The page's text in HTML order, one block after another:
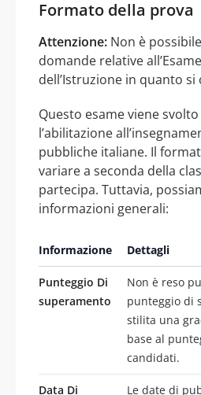
Formato della prova
Attenzione: Non è
domande relative
dell’Istruzione in quanto
Questo esame viene
l’abilitazione
pubbliche italiane. Il
variare a seconda della
partecipa. Tuttavia,
informazioni generali:
Informazione Dettagli
Punteggio Di
superamento
Non è reso
punteggio di
stilita una
base al
candidati.
Data Di
Le date di